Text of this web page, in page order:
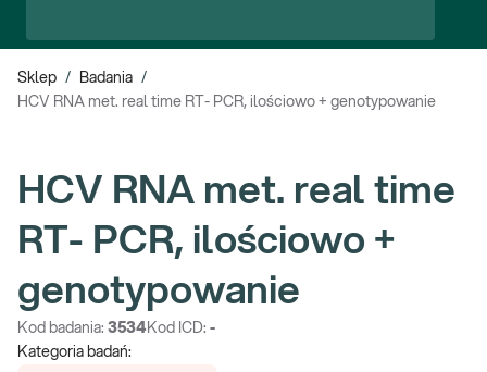
Sklep / Badania /
HCV RNA met. real time RT- PCR, ilościowo + genotypowanie
HCV RNA met. real time
RT- PCR, ilościowo +
genotypowanie
Kod badania: 3534 Kod ICD: -
Kategoria badań: